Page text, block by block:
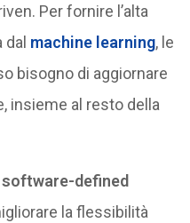
Per fornire l’alta
machine learning, le
bisogno di aggiornare
insieme al resto della
defined
la flessibilità